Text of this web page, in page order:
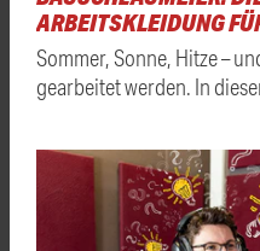
ARBEITSKLEIDUNG
Sommer, Sonne, Hitze –
gearbeitet werden. In